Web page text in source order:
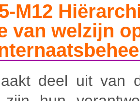
M12
van welzijn
deel uit van